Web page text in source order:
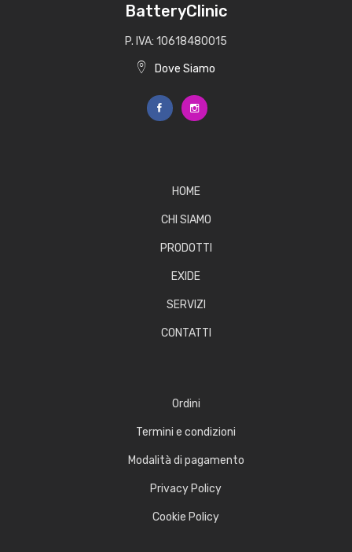
BatteryClinic
P. IVA: 10618480015
Dove Siamo
HOME
CHI SIAMO
PRODOTTI
EXIDE
SERVIZI
CONTATTI
Ordini
Termini e condizioni
Modalità di pagamento
Privacy Policy
Cookie Policy